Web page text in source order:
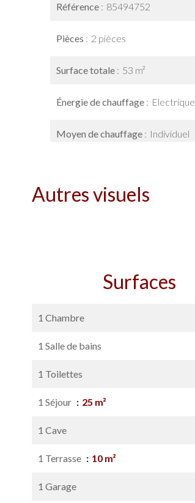
Référence 85494752
Pièces 2 pièces
Surface totale 53 m²
Énergie de chauffage Electrique
Moyen de chauffage Individuel
Autres visuels
Surfaces
1 Chambre
1 Salle de bains
1 Toilettes
1 Séjour 25 m²
1 Cave
1 Terrasse 10 m²
1 Garage